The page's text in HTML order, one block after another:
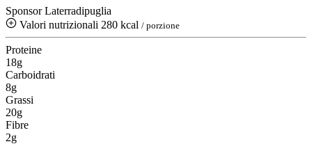
Sponsor Laterradipuglia
Valori nutrizionali 280 kcal / porzione
Proteine
18g
Carboidrati
8g
Grassi
20g
Fibre
2g